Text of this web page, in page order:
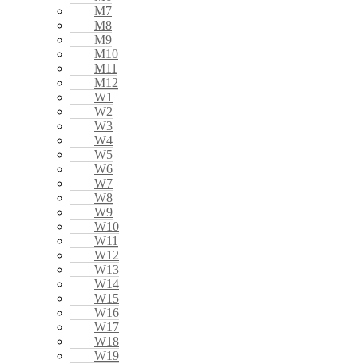
M7
M8
M9
M10
M11
M12
W1
W2
W3
W4
W5
W6
W7
W8
W9
W10
W11
W12
W13
W14
W15
W16
W17
W18
W19